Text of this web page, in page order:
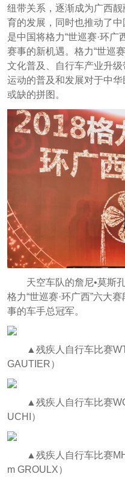
纽带关系，逐渐成为广西
育的发展，同时也推动了
是中国将格力“世巡赛·环广
赛事的新机遇。格力“世巡
文化普及、自行车产业升
运动的普及和发展对于中华
或缺的拼图。
天空车队的詹尼•莫斯
格力“世巡赛·环广西”六大
事的车手总冠军。
▲残疾人自行车比赛
GAUTIER）
▲残疾人自行车比赛
UCHI）
▲残疾人自行车比赛
m GROULX）